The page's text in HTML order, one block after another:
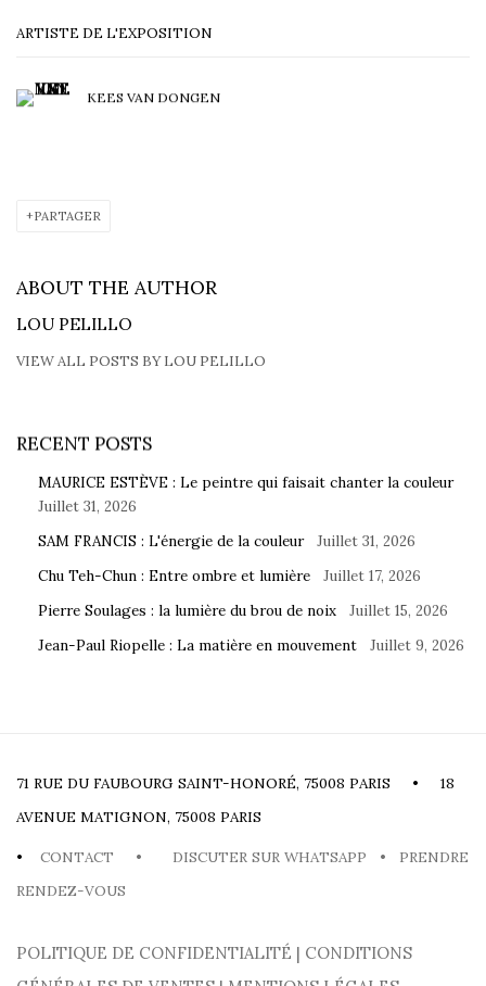
ARTISTE DE L'EXPOSITION
KEES VAN DONGEN
PARTAGER
ABOUT THE AUTHOR
LOU PELILLO
VIEW ALL POSTS BY LOU PELILLO
RECENT POSTS
MAURICE ESTÈVE : Le peintre qui faisait chanter la couleur
Juillet 31, 2026
SAM FRANCIS : L'énergie de la couleur
Juillet 31, 2026
Chu Teh-Chun : Entre ombre et lumière
Juillet 17, 2026
Pierre Soulages : la lumière du brou de noix
Juillet 15, 2026
Jean-Paul Riopelle : La matière en mouvement
Juillet 9, 2026
71 RUE DU FAUBOURG SAINT-HONORÉ, 75008 PARIS • 18
AVENUE MATIGNON, 75008 PARIS
• CONTACT • DISCUTER SUR WHATSAPP •
PRENDRE
RENDEZ-VOUS
POLITIQUE DE CONFIDENTIALITÉ | CONDITIONS